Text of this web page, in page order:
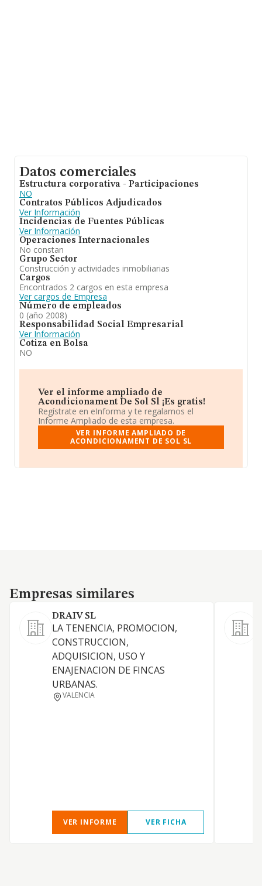
Datos comerciales
Estructura corporativa - Participaciones
NO
Contratos Públicos Adjudicados
Ver Información
Incidencias de Fuentes Públicas
Ver Información
Operaciones Internacionales
No constan
Grupo Sector
Construcción y actividades inmobiliarias
Cargos
Encontrados 2 cargos en esta empresa
Ver cargos de Empresa
Número de empleados
0 (año 2008)
Responsabilidad Social Empresarial
Ver Información
Cotiza en Bolsa
NO
Ver el informe ampliado de
Acondicionament De Sol Sl ¡Es gratis!
Regístrate en eInforma y te regalamos el
Informe Ampliado de esta empresa.
VER INFORME AMPLIADO DE
ACONDICIONAMENT DE SOL SL
Empresas similares
Empresas similares
DRAIV SL
LA TENENCIA, PROMOCION,
CONSTRUCCION,
ADQUISICION, USO Y
ENAJENACION DE FINCAS
URBANAS.
VALENCIA
VER INFORME VER FICHA